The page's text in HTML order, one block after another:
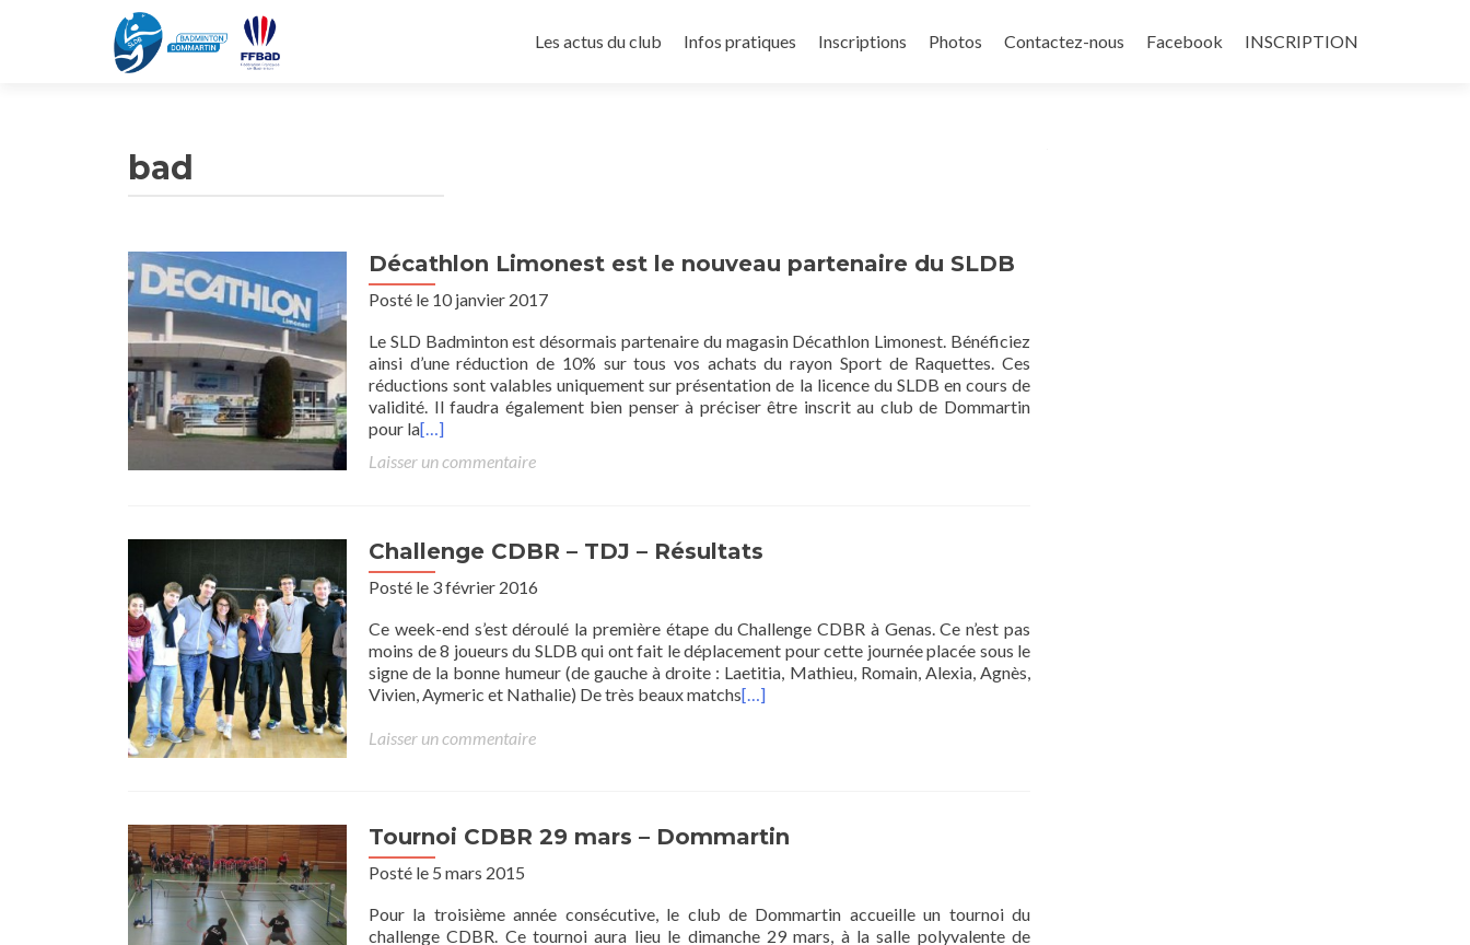
Les actus du club Infos pratiques Inscriptions Photos Contactez-nous Facebook INSCRIPTION
bad
Décathlon Limonest est le nouveau partenaire du SLDB
Posté le 10 janvier 2017
Le SLD Badminton est désormais partenaire du magasin Décathlon Limonest. Bénéficiez
ainsi d’une réduction de 10% sur tous vos achats du rayon Sport de Raquettes. Ces
réductions sont valables uniquement sur présentation de la licence du SLDB en cours de
validité. Il faudra également bien penser à préciser être inscrit au club de Dommartin
pour la[…]
Laisser un commentaire
Challenge CDBR – TDJ – Résultats
Posté le 3 février 2016
Ce week-end s’est déroulé la première étape du Challenge CDBR à Genas. Ce n’est pas
moins de 8 joueurs du SLDB qui ont fait le déplacement pour cette journée placée sous le
signe de la bonne humeur (de gauche à droite : Laetitia, Mathieu, Romain, Alexia, Agnès,
Vivien, Aymeric et Nathalie) De très beaux matchs[…]
Laisser un commentaire
Tournoi CDBR 29 mars – Dommartin
Posté le 5 mars 2015
Pour la troisième année consécutive, le club de Dommartin accueille un tournoi du
challenge CDBR. Ce tournoi aura lieu le dimanche 29 mars, à la salle polyvalente de